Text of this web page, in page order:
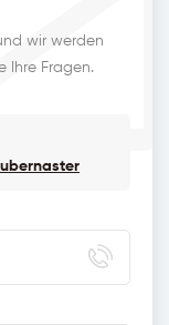
wir werden
Ihre Fragen.